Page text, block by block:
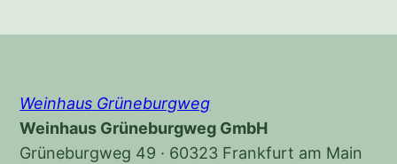
Weinhaus Grüneburgweg
Weinhaus Grüneburgweg GmbH
Grüneburgweg 49 · 60323 Frankfurt am Main